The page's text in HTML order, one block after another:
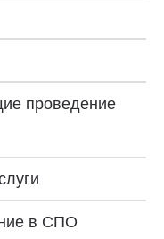
проведение
в СПО